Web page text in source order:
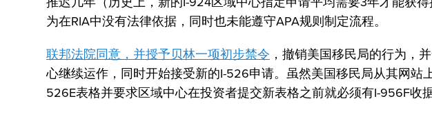
为在RIA中没有法律依据，同时也未能遵守APA规则制定流程。
联邦法院同意，并授予贝林一项初步禁令 ，撤销美国移民局的行为，
心继续运作，同时开始接受新的I-526申请。虽然美国移民局从其网站
526E表格并要求区域中心在投资者提交新表格之前就必须有I-956F收